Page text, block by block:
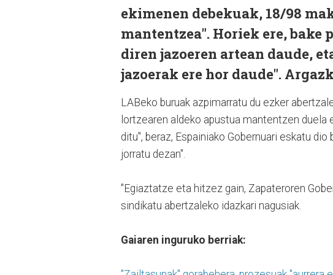
ekimenen debekuak, 18/98
mantentzea". Horiek ere, bake
diren jazoeren artean daude,
jazoerak ere hor daude".
LABeko buruak azpimarratu du ezker
lortzearen aldeko apustua mantentzen duela
ditu", beraz, Espainiako Gobernuari eskatu
jorratu dezan".
"Egiaztatze eta hitzez gain, Zapateroren
sindikatu abertzaleko idazkari nagusiak.
Gaiaren inguruko berriak: